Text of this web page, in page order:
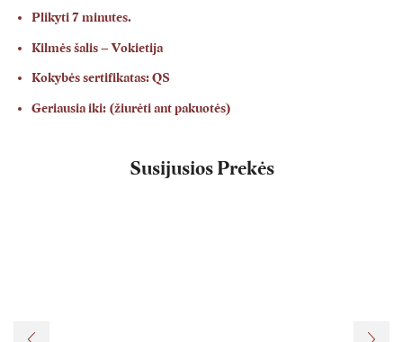
Plikyti 7 minutes.
Kilmės šalis – Vokietija
Kokybės sertifikatas:QS
Geriausia iki: (žiurėti ant pakuotės)
Susijusios Prekės